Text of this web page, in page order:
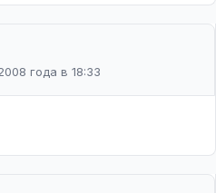
года в 18:33